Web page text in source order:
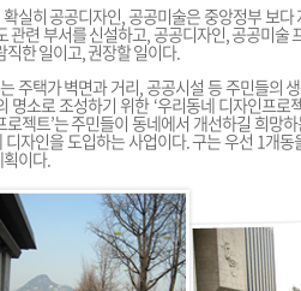
실히 공공디자인, 공공미술은 중앙정부 보
관련 부서를 신설하고, 공공디자인, 공공미
직한 일이고, 권장할 일이다.
주택가 벽면과 거리, 공공시설 등 주민들의
명소로 조성하기 위한 ‘우리동네 디자인프로
로젝트’는 주민들이 동네에서 개선하길 희망
디자인을 도입하는 사업이다. 구는 우선 1개
이다.